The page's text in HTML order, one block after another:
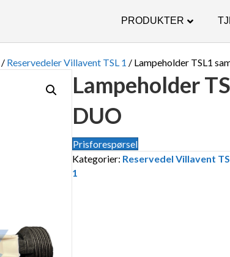
PRODUKTER
/ Reservedeler Villavent TSL 1 / Lampeholder TSL1
Lampeholder
DUO
Prisforespørsel
Kategorier: Reservedel Villavent
1